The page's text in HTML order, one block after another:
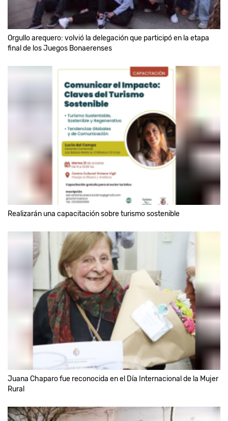
Orgullo arequero: volvió la delegación que participó en la etapa
final de los Juegos Bonaerenses
Realizarán una capacitación sobre turismo sostenible
Juana Chaparo fue reconocida en el Día Internacional de la Mujer
Rural